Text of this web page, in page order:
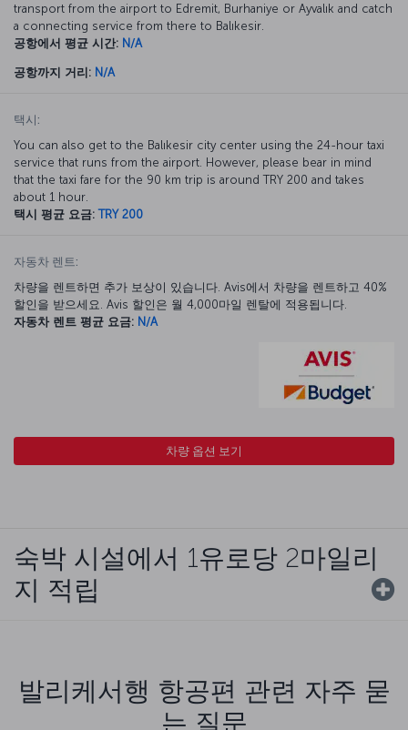
transport from the airport to Edremit, Burhaniye or Ayvalık and catch
a connecting service from there to Balıkesir.
공항에서 평균 시간: N/A
공항까지 거리: N/A
택시:
You can also get to the Balıkesir city center using the 24-hour taxi
service that runs from the airport. However, please bear in mind
that the taxi fare for the 90 km trip is around TRY 200 and takes
about 1 hour.
택시 평균 요금: TRY 200
자동차 렌트:
차량을 렌트하면 추가 보상이 있습니다. Avis에서 차량을 렌트하고 40%
할인을 받으세요. Avis 할인은 월 4,000마일 렌탈에 적용됩니다.
자동차 렌트 평균 요금: N/A
차량 옵션 보기
숙박 시설에서 1유로당 2마일리
지 적립
발리케서행 항공편 관련 자주 묻
는 질문